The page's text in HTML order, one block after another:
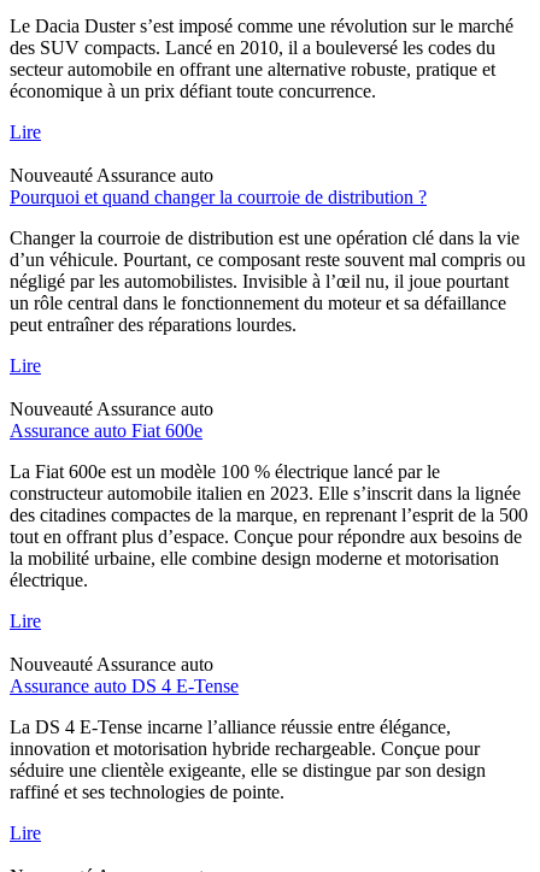
Le Dacia Duster s’est imposé comme une révolution sur le marché
des SUV compacts. Lancé en 2010, il a bouleversé les codes du
secteur automobile en offrant une alternative robuste, pratique et
économique à un prix défiant toute concurrence.
Lire
Nouveauté Assurance auto
Pourquoi et quand changer la courroie de distribution ?
Changer la courroie de distribution est une opération clé dans la vie
d’un véhicule. Pourtant, ce composant reste souvent mal compris ou
négligé par les automobilistes. Invisible à l’œil nu, il joue pourtant
un rôle central dans le fonctionnement du moteur et sa défaillance
peut entraîner des réparations lourdes.
Lire
Nouveauté Assurance auto
Assurance auto Fiat 600e
La Fiat 600e est un modèle 100 % électrique lancé par le
constructeur automobile italien en 2023. Elle s’inscrit dans la lignée
des citadines compactes de la marque, en reprenant l’esprit de la 500
tout en offrant plus d’espace. Conçue pour répondre aux besoins de
la mobilité urbaine, elle combine design moderne et motorisation
électrique.
Lire
Nouveauté Assurance auto
Assurance auto DS 4 E-Tense
La DS 4 E-Tense incarne l’alliance réussie entre élégance,
innovation et motorisation hybride rechargeable. Conçue pour
séduire une clientèle exigeante, elle se distingue par son design
raffiné et ses technologies de pointe.
Lire